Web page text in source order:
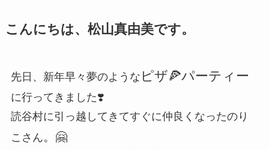
こんにちは、松山真由美です。
先日、新年早々夢のような ピザ🍕パーティー
に行ってきました❣️
読谷村に引っ越してきてすぐに仲良くなったのり
こさん。🤗